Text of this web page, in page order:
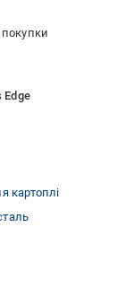
покупки
Edge
картоплі